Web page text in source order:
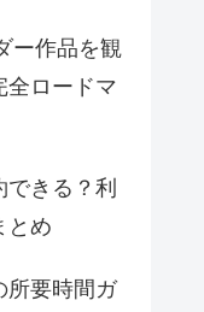
ー作品を観
全ロードマ
きる？利
とめ
所要時間ガ